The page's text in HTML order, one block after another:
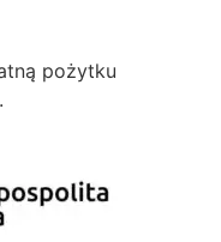
pożytku